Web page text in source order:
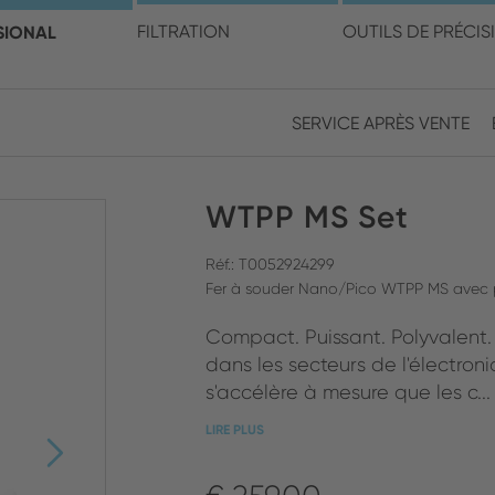
FILTRATION OUTILS DE
FERMER LA RECHERCHE
SERVICE APRÈS VENTE
votre pays et
WTPP MS Set
Réf.: T0052924299
Fer à souder Nano/Pico WTPP MS
Compact. Puissant.
dans les secteurs de
s'accélère à mesure que les c...
LIRE PLUS